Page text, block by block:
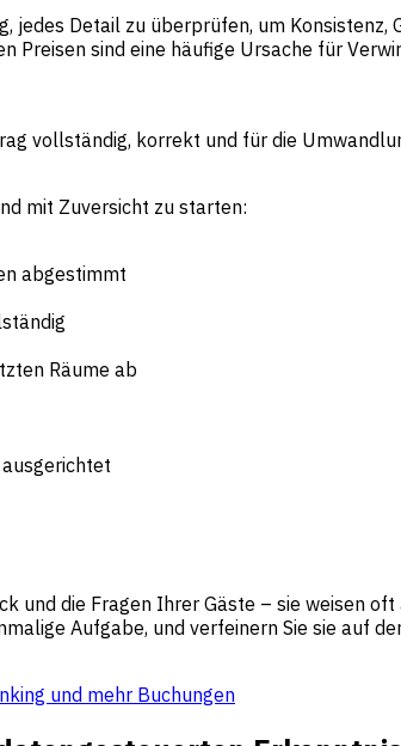
Detail zu überprüfen, um
sind eine häufige Ursache für
vollständig, korrekt und für die
mit Zuversicht zu starten:
abgestimmt
Räume ab
und die Fragen Ihrer Gäste – sie weisen
Aufgabe, und verfeinern Sie sie auf
und mehr Buchungen